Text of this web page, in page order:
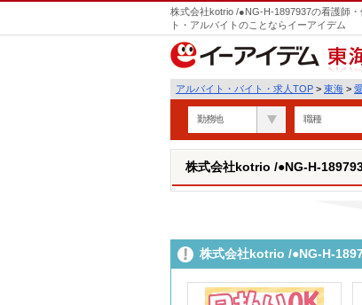
株式会社kotrio /●NG-H-1897937の看護師
ト・アルバイトのことならイーアイデム
東海
アルバイト・バイト・求人TOP > 東海 >
勤務地 職種
株式会社kotrio /●NG-H-
株式会社kotrio /●NG-H-